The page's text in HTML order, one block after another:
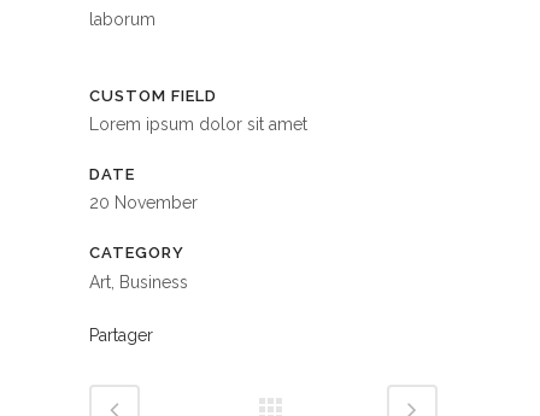
laborum
CUSTOM FIELD
Lorem ipsum dolor sit amet
DATE
20 November
CATEGORY
Art, Business
Partager